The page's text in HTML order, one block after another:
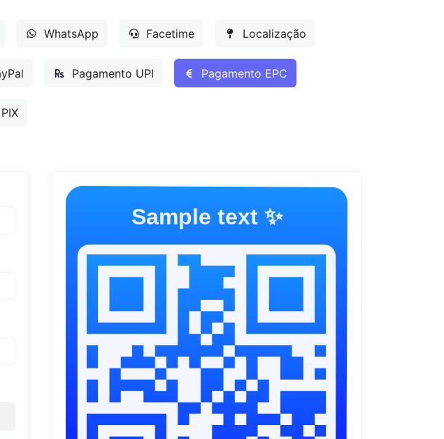
WhatsApp Facetime Localização
Pagamento UPI Pagamento EPC